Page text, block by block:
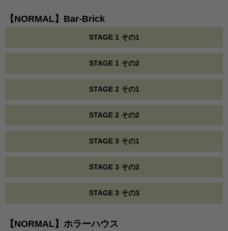
【NORMAL】Bar-Brick
STAGE 1 その1
STAGE 1 その2
STAGE 2 その1
STAGE 2 その2
STAGE 3 その1
STAGE 3 その2
STAGE 3 その3
【NORMAL】ホラーハウス